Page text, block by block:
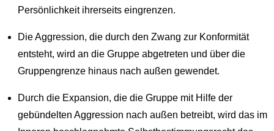
Persönlichkeit ihrerseits eingrenzen.
Die Aggression, die durch den Zwang zur Konformität
entsteht, wird an die Gruppe abgetreten und über die
Gruppengrenze hinaus nach außen gewendet.
Durch die Expansion, die die Gruppe mit Hilfe der
gebündelten Aggression nach außen betreibt, wird das im